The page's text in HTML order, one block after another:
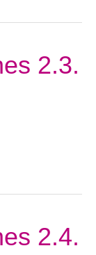
2.3.
2.4.